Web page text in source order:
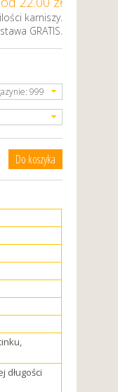
karniszy.
GRATIS.
999
długości